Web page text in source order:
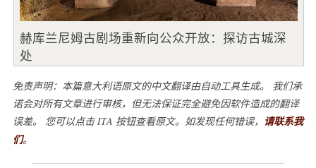
赫库兰尼姆古剧场重新向公众开放：探访古城深
处
免责声明：本篇意大利语原文的中文翻译由自动工具生成。 我们承
诺会对所有文章进行审核，但无法保证完全避免因软件造成的翻译
误差。 您可以点击 ITA 按钮查看原文。如发现任何错误， 请联系我
们。